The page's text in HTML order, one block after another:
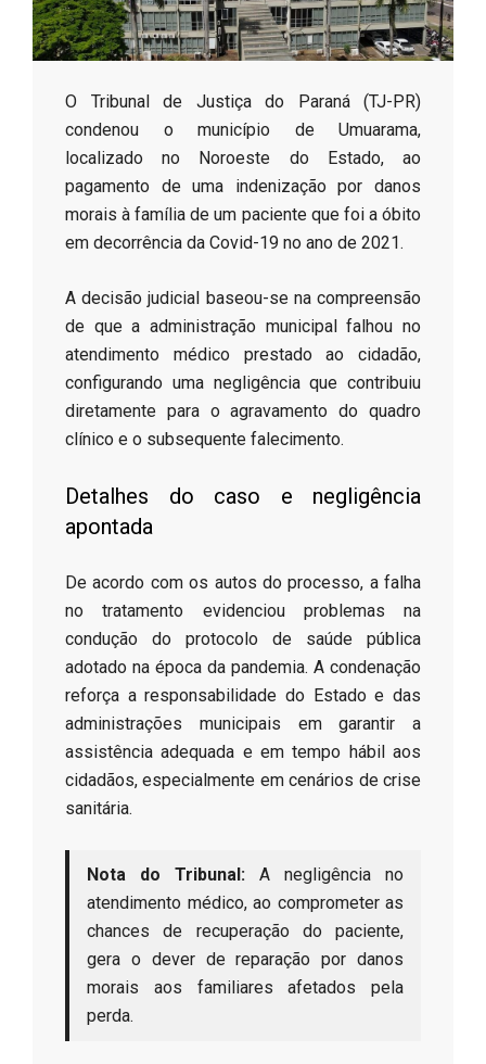
o
​O Tribunal de Justiça do Paraná (TJ-PR)
condenou o município de Umuarama,
localizado no Noroeste do Estado, ao
pagamento de uma indenização por danos
morais à família de um paciente que foi a óbito
em decorrência da Covid-19 no ano de 2021.
​A decisão judicial baseou-se na compreensão
de que a administração municipal falhou no
atendimento médico prestado ao cidadão,
configurando uma negligência que contribuiu
diretamente para o agravamento do quadro
clínico e o subsequente falecimento.
​Detalhes do caso e negligência
apontada
​De acordo com os autos do processo, a falha
no tratamento evidenciou problemas na
condução do protocolo de saúde pública
adotado na época da pandemia. A condenação
reforça a responsabilidade do Estado e das
administrações municipais em garantir a
assistência adequada e em tempo hábil aos
cidadãos, especialmente em cenários de crise
sanitária.
Nota do Tribunal: A negligência no
atendimento médico, ao comprometer as
chances de recuperação do paciente,
gera o dever de reparação por danos
morais aos familiares afetados pela
perda.